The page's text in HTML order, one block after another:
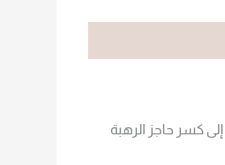
كسر حاجز الرهبة